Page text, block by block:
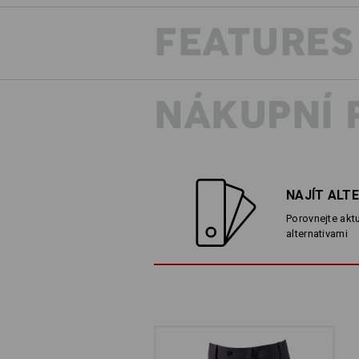
MÉNE JE VÍCE
FEATURES
NÁKUPNÍ
NAJÍT
Porovnejte
alternativami